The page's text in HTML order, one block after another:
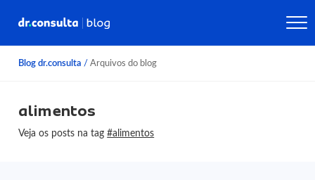
Blog dr.consulta / Arquivos do blog
alimentos
Veja os posts na tag#alimentos